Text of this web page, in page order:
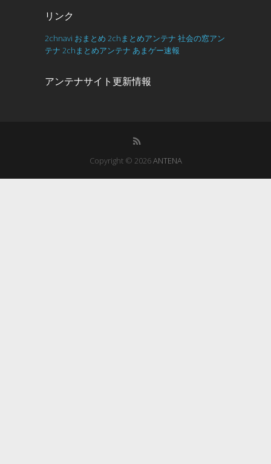
リンク
2chnavi おまとめ 2chまとめアンテナ 社会の窓アン
テナ 2chまとめアンテナ あまゲー速報
アンテナサイト更新情報
Copyright © 2026ANTENA